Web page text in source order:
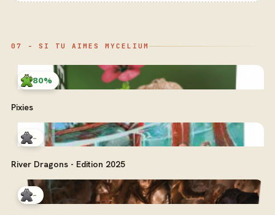
07 - SI TU AIMES MYCELIUM
80%
Pixies
-
River Dragons - Edition 2025
-